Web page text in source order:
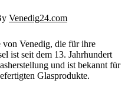
Venedig24.com
Venedig, die für ihre
ist seit dem 13. Jahrhundert
und ist bekannt für
Glasprodukte.